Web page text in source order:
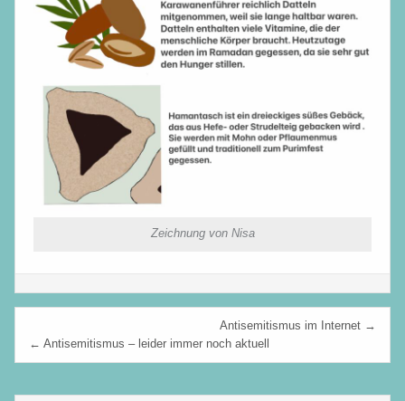
Zeichnung von Nisa
BeitragsnavigationAntisemitismus im Internet →
← Antisemitismus – leider immer noch aktuell